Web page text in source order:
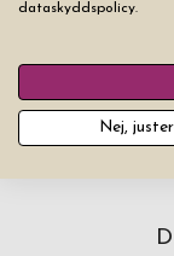
dataskyddspolicy.
Nej,